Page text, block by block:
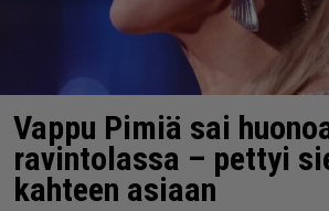
Vappu Pimiä sai
ravintolassa – pettyi
kahteen asiaan